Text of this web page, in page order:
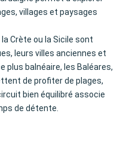
villages et paysages
Crète ou la Sicile sont
leurs villes anciennes et
plus balnéaire, les Baléares,
de profiter de plages,
bien équilibré associe
de détente.